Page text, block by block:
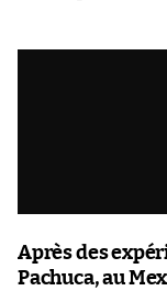
Après des
Pachuca, au